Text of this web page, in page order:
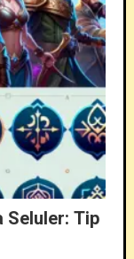
Seluler: Tip